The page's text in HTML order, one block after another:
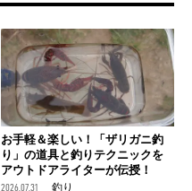
お手軽＆楽しい！「ザリガニ釣
り」の道具と釣りテクニックを
アウトドアライターが伝授！
2026.07.31 釣り